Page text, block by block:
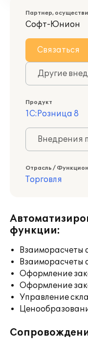
Партнер,
Софт-Юнион
Связаться
Другие
Продукт
1С:Розница 8
Внедрения
Отрасль /
Торговля
функции:
Взаиморасчеты
Взаиморасчеты
Оформление
Оформление
Управление